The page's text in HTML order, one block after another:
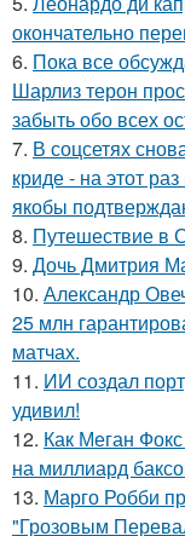
окончательно
6. Пока все
Шарлиз терон
забыть обо всех
7. В соцсетях
криде - на этот
якобы
8. Путешествие в
9. Дочь Дмитрия
10. Александр
25 млн
матчах.
11. ИИ создал
удивил!
12. Как Меган
на миллиард
13. Марго Робби
"Грозовым